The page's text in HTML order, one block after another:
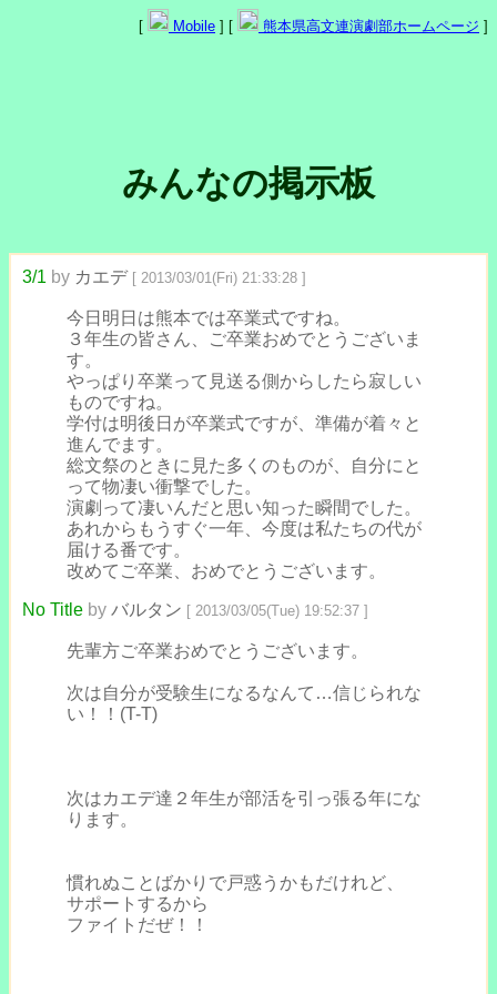
[ Mobile ] [ 熊本県高文連演劇部ホームページ ]
みんなの掲示板
3/1 by カエデ [ 2013/03/01(Fri) 21:33:28 ]
今日明日は熊本では卒業式ですね。
３年生の皆さん、ご卒業おめでとうございま
す。
やっぱり卒業って見送る側からしたら寂しい
ものですね。
学付は明後日が卒業式ですが、準備が着々と
進んでます。
総文祭のときに見た多くのものが、自分にと
って物凄い衝撃でした。
演劇って凄いんだと思い知った瞬間でした。
あれからもうすぐ一年、今度は私たちの代が
届ける番です。
改めてご卒業、おめでとうございます。
No Title by バルタン [ 2013/03/05(Tue) 19:52:37 ]
先輩方ご卒業おめでとうございます。
次は自分が受験生になるなんて…信じられな
い！！(T-T)
次はカエデ達２年生が部活を引っ張る年にな
ります。
慣れぬことばかりで戸惑うかもだけれど、
サポートするから
ファイトだぜ！！